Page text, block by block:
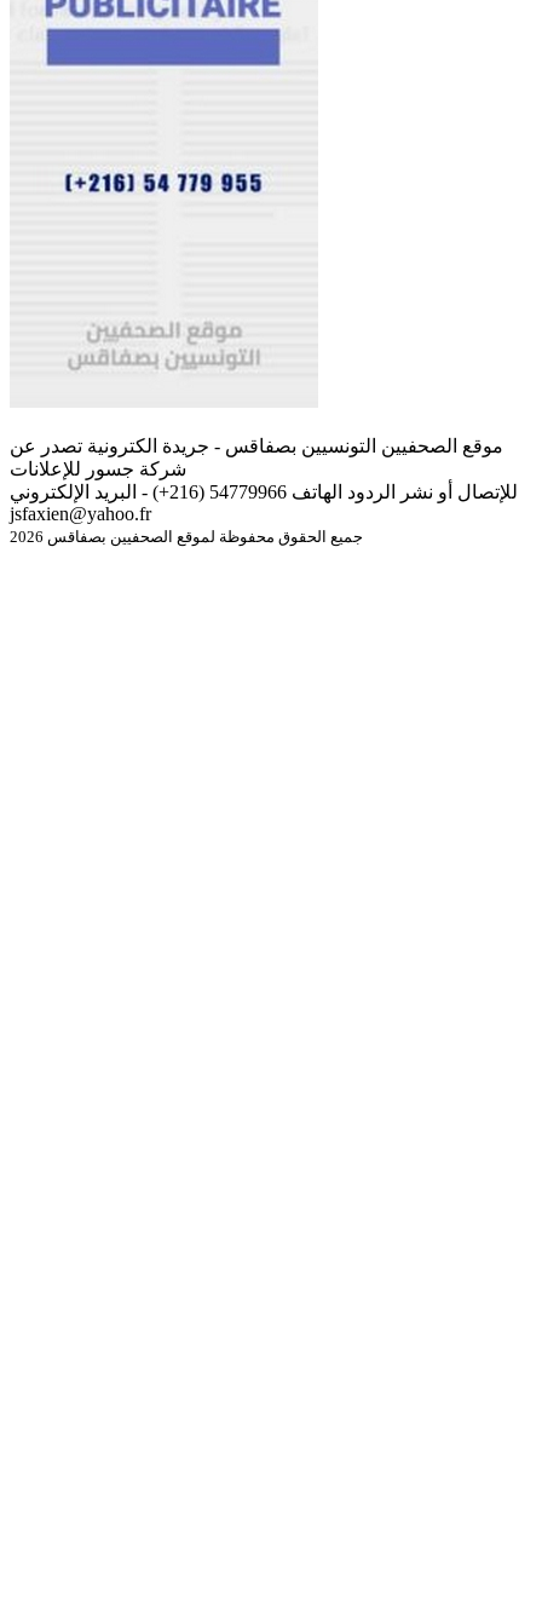
موقع الصحفيين التونسيين بصفاقس - جريدة الكترونية تصدر عن
شركة جسور للإعلانات
للإتصال أو نشر الردود الهاتف 54779966 (216+) - البريد الإلكتروني
jsfaxien@yahoo.fr
جميع الحقوق محفوظة لموقع الصحفيين بصفاقس 2026